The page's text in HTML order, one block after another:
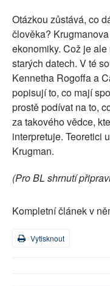
Otázkou zůstává, co
člověka?
ekonomiky. Což je
starých datech. V té
Kennetha Rogoffa a
popisují to, co mají
prostě podívat na to,
za takového vědce,
interpretuje. Teoretici
Krugman.
(Pro BL shrnutí
Kompletní článek v
Vytisknout